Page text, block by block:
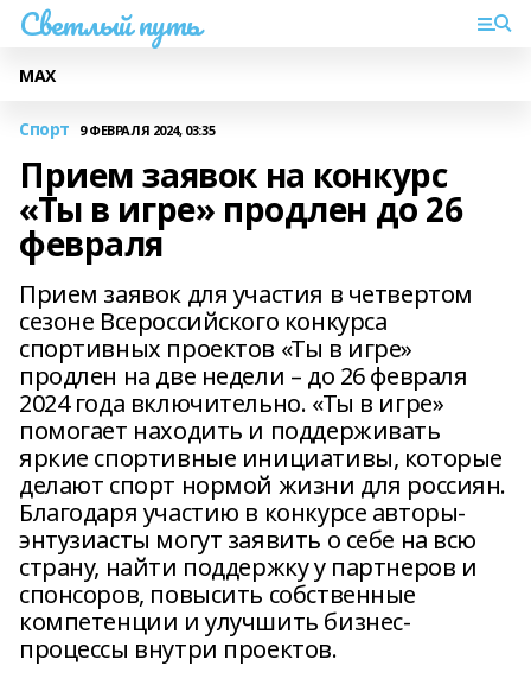
Светлый путь
МАХ
Спорт 9 ФЕВРАЛЯ 2024, 03:35
Прием заявок на конкурс
«Ты в игре» продлен до 26
февраля
Прием заявок для участия в четвертом
сезоне Всероссийского конкурса
спортивных проектов «Ты в игре»
продлен на две недели – до 26 февраля
2024 года включительно. «Ты в игре»
помогает находить и поддерживать
яркие спортивные инициативы, которые
делают спорт нормой жизни для россиян.
Благодаря участию в конкурсе авторы-
энтузиасты могут заявить о себе на всю
страну, найти поддержку у партнеров и
спонсоров, повысить собственные
компетенции и улучшить бизнес-
процессы внутри проектов.